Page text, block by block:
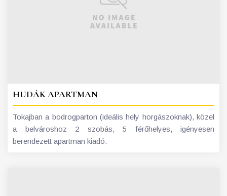
HUDÁK APARTMAN
Tokajban a bodrogparton (ideális hely horgászoknak), közel
a belvároshoz 2 szobás, 5 férőhelyes, igényesen
berendezett apartman kiadó.